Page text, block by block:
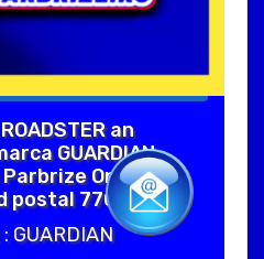
an
GUARDIAN.
Online in
postal 77019 .
GUARDIAN